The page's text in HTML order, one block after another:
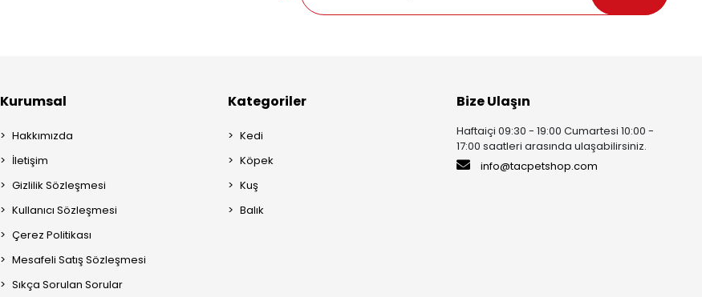
Kurumsal
Hakkımızda
İletişim
Gizlilik Sözleşmesi
Kullanıcı Sözleşmesi
Çerez Politikası
Mesafeli Satış Sözleşmesi
Sıkça Sorulan Sorular
Kategoriler
Kedi
Köpek
Kuş
Balık
Bize Ulaşın
Haftaiçi 09:30 - 19:00 Cumartesi 10:00 -
17:00 saatleri arasında ulaşabilirsiniz.
info@tacpetshop.com